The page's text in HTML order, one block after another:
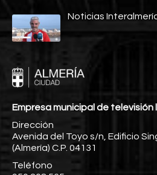
Noticias
Empresa municipal de
Dirección
Avenida del Toyo s/n, Edificio
(Almería) C.P. 04131
Teléfono